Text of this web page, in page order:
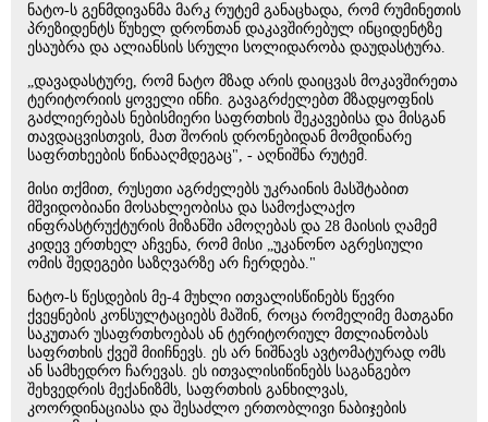
ნატო-ს გენმდივანმა მარკ რუტემ განაცხადა, რომ რუმინეთის
პრეზიდენტს წუხელ დრონთან დაკავშირებულ ინციდენტზე
ესაუბრა და ალიანსის სრული სოლიდარობა დაუდასტურა.
„დავადასტურე, რომ ნატო მზად არის დაიცვას მოკავშირეთა
ტერიტორიის ყოველი ინჩი. გავაგრძელებთ მზადყოფნის
გაძლიერებას ნებისმიერი საფრთხის შეკავებისა და მისგან
თავდაცვისთვის, მათ შორის დრონებიდან მომდინარე
საფრთხეების წინააღმდეგაც", - აღნიშნა რუტემ.
მისი თქმით, რუსეთი აგრძელებს უკრაინის მასშტაბით
მშვიდობიანი მოსახლეობისა და სამოქალაქო
ინფრასტრუქტურის მიზანში ამოღებას და 28 მაისის ღამემ
კიდევ ერთხელ აჩვენა, რომ მისი „უკანონო აგრესიული
ომის შედეგები საზღვარზე არ ჩერდება."
ნატო-ს წესდების მე-4 მუხლი ითვალისწინებს წევრი
ქვეყნების კონსულტაციებს მაშინ, როცა რომელიმე მათგანი
საკუთარ უსაფრთხოებას ან ტერიტორიულ მთლიანობას
საფრთხის ქვეშ მიიჩნევს. ეს არ ნიშნავს ავტომატურად ომს
ან სამხედრო ჩარევას. ეს ითვალისიწინებს საგანგებო
შეხვედრის მექანიზმს, საფრთხის განხილვას,
კოორდინაციასა და შესაძლო ერთობლივი ნაბიჯების